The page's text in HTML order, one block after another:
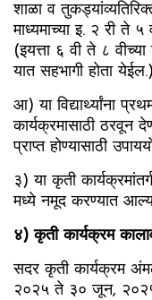
शाळा व
माध्यमाच्या इ. २ री ते ५
(इयत्ता ६ वी ते ८ वीच्या
यात सहभागी होता येईल.)
आ) या विद्यार्थ्यांना
कार्यक्रमासाठी ठरवून
प्राप्त होण्यासाठी
३) या कृती
मध्ये नमूद करण्यात
४) कृती कार्यक्रम
सदर कृती कार्यक्रम
२०२५ ते ३० जून, २०२५